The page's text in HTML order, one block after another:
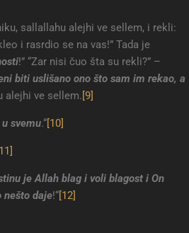
sallallahu alejhi ve sellem, i rekli:
i rasrdio se na vas!” Tada je
!” “Zar nisi čuo šta su rekli?” –
biti uslišano ono što sam im rekao, a
alejhi ve sellem. [9]
svemu.“ [10]
[11]
je Allah blag i voli blagost i On
nešto daje!“ [12]